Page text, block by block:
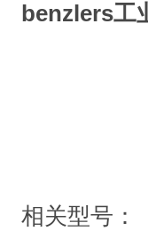
benzlers工
相关型号：